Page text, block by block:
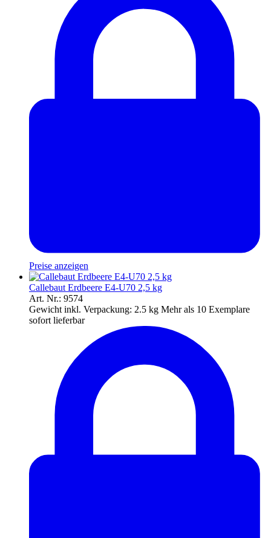
Preise anzeigen
Callebaut Erdbeere E4-U70 2,5 kg
Art. Nr.: 9574
Gewicht inkl. Verpackung: 2.5 kg Mehr als 10 Exemplare
sofort lieferbar